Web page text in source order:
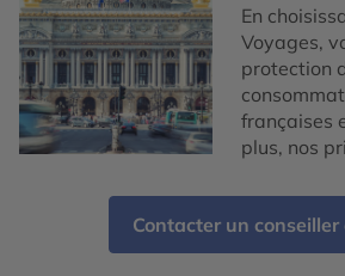
En
Voyages,
protection
françaises
plus, nos
Contacter un